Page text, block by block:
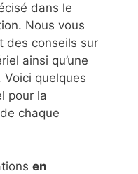
dans le
Nous vous
des conseils sur
ainsi qu’une
quelques
pour la
chaque
en